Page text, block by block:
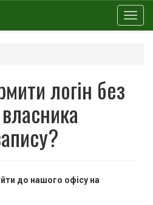
логін без
до нашого офісу на